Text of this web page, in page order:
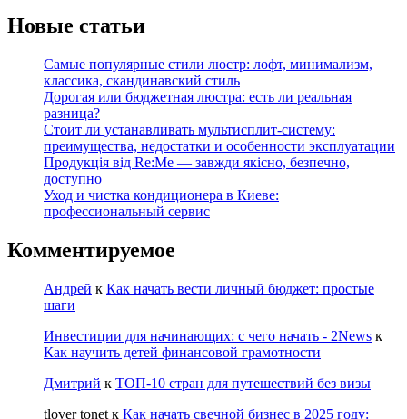
Новые статьи
Самые популярные стили люстр: лофт, минимализм,
классика, скандинавский стиль
Дорогая или бюджетная люстра: есть ли реальная
разница?
Стоит ли устанавливать мультисплит-систему:
преимущества, недостатки и особенности эксплуатации
Продукція від Re:Me — завжди якісно, безпечно,
доступно
Уход и чистка кондиционера в Киеве:
профессиональный сервис
Комментируемое
Андрей к Как начать вести личный бюджет: простые
шаги
Инвестиции для начинающих: с чего начать - 2News к
Как научить детей финансовой грамотности
Дмитрий к ТОП-10 стран для путешествий без визы
tlover tonet к Как начать свечной бизнес в 2025 году: